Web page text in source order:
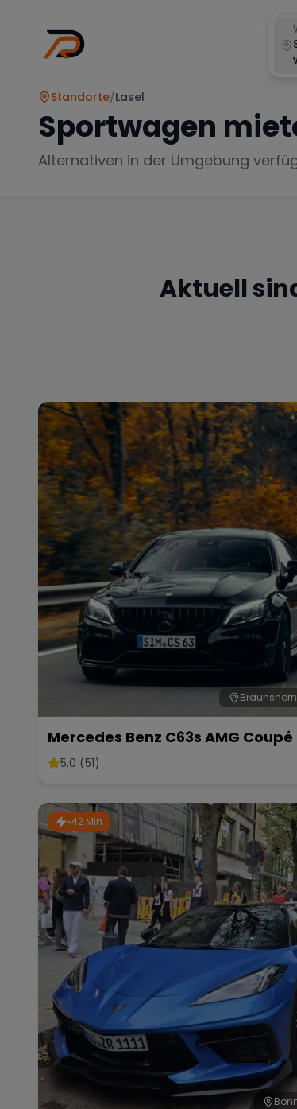
Standorte/Lasel
Sportwagen
Alternativen in der Umgebung
Aktuell
Braunshorn
Mercedes Benz C63s AMG Coupé
5.0 (51)
~42 Min